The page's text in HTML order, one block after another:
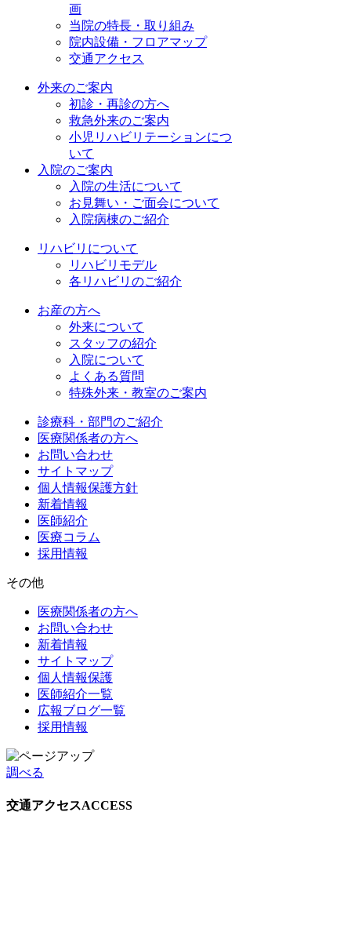
画
当院の特長・取り組み
院内設備・フロアマップ
交通アクセス
外来のご案内
初診・再診の方へ
救急外来のご案内
小児リハビリテーションにつ
いて
入院のご案内
入院の生活について
お見舞い・ご面会について
入院病棟のご紹介
リハビリについて
リハビリモデル
各リハビリのご紹介
お産の方へ
外来について
スタッフの紹介
入院について
よくある質問
特殊外来・教室のご案内
診療科・部門のご紹介
医療関係者の方へ
お問い合わせ
サイトマップ
個人情報保護方針
新着情報
医師紹介
医療コラム
採用情報
その他
医療関係者の方へ
お問い合わせ
新着情報
サイトマップ
個人情報保護
医師紹介一覧
広報ブログ一覧
採用情報
調べる
交通アクセスACCESS